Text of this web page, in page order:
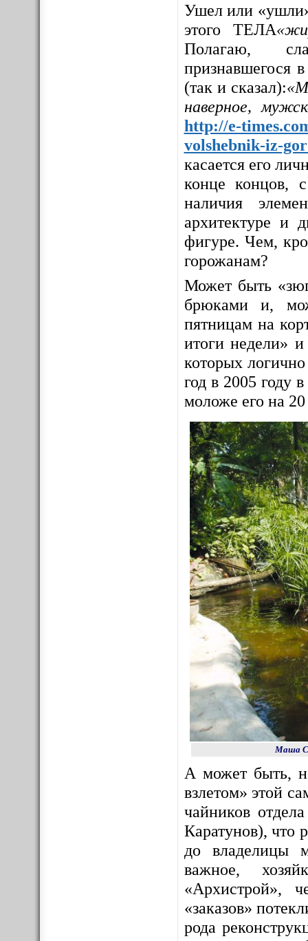
Ушел или
этого ТЕЛА
Полагаю,
признавшегося
(так и сказал):
наверное,
http://e-
volshebnik-iz-
касается его
конце концов,
наличия
архитектуре и
фигуре. Чем,
горожанам?
Может быть
брюками и,
пятницам на
итоги недели»
которых
год в 2005 году
моложе его на 20
Маша
А может быть,
взлетом» этой
чайников
Каратунов), что
до владелицы
важное,
«Архистрой»,
«заказов»
рода